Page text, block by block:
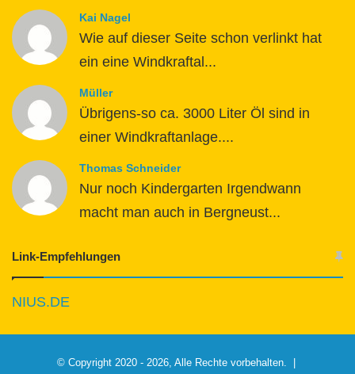
Kai Nagel
Wie auf dieser Seite schon verlinkt hat
ein eine Windkraftal...
Müller
Übrigens-so ca. 3000 Liter Öl sind in
einer Windkraftanlage....
Thomas Schneider
Nur noch Kindergarten Irgendwann
macht man auch in Bergneust...
Link-Empfehlungen
NIUS.DE
© Copyright 2020 - 2026, Alle Rechte vorbehalten. |